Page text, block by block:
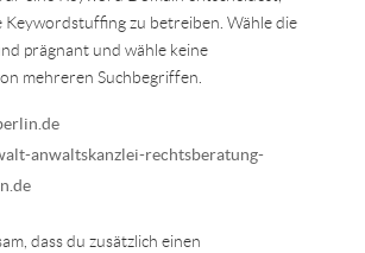
Keywordstuffing zu betreiben. Wähle die
prägnant und wähle keine
mehreren Suchbegriffen.
anwaltskanzlei-rechtsberatung-
dass du zusätzlich einen